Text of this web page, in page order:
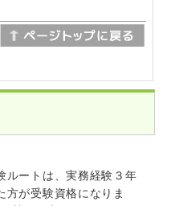
ルートは、実務経験３年
方が受験資格になりま